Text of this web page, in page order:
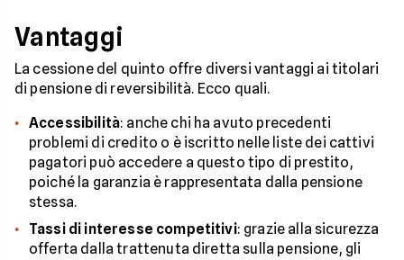
Vantaggi
La cessione del quinto offre diversi vantaggi ai titolari
di pensione di reversibilità. Ecco quali.
Accessibilità: anche chi ha avuto precedenti
problemi di credito o è iscritto nelle liste dei cattivi
pagatori può accedere a questo tipo di prestito,
poiché la garanzia è rappresentata dalla pensione
stessa.
Tassi di interesse competitivi: grazie alla sicurezza
offerta dalla trattenuta diretta sulla pensione, gli